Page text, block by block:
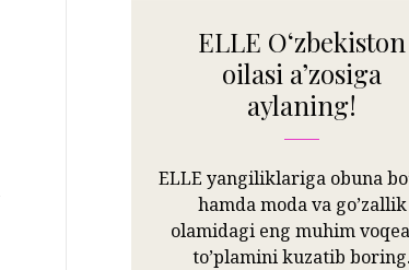
ELLE Oʻzbekiston
oilasi aʼzosiga
aylaning!
ELLE yangiliklariga obuna
hamda moda va go’zallik
olamidagi eng muhim
to’plamini kuzatib boring.